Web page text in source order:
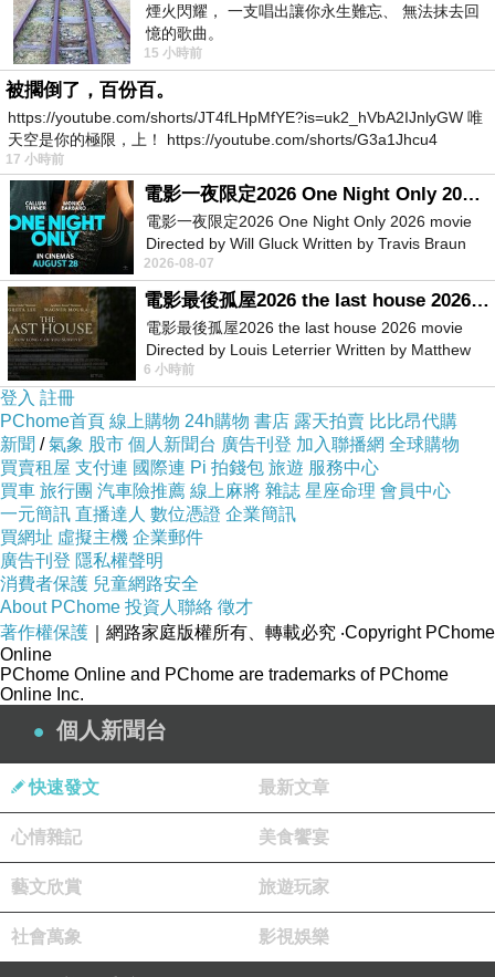
看到這個問題，我還滿無言的，因為「長幼有序」這句
話，我認為根本沒必要，
紀大的就值得尊敬，社會上多得是一堆亂七八糟的老屁
孩；年紀小的就要伏低卑微聽話照做？哪有這種事！還不
如「兄友弟恭 」來得合理，但它不是必然的發生，而是
果關係。
「兄友弟恭」的「友」的意思不是叫人一定要讓，一個人
會被稱為「友善」、「友愛他人」，不只有「讓」這件
事，也沒有一定要照顧他人，只要是「抱持善意」，無論
煙火閃耀， 一支唱出讓你永生難忘、 無法抹去回
憶的歌曲。
15 小時前
被擱倒了，百份百。
https://youtube.com/shorts/JT4fLHpMfYE?is=uk2_hVbA2IJnlyGW 唯
天空是你的極限，上！ https://youtube.com/shorts/G3a1Jhcu4
17 小時前
電影一夜限定2026 One Night Only 2026 movie
電影一夜限定2026 One Night Only 2026 movie
Directed by Will Gluck Written by Travis Braun
Starring Monica Barbaro
2026-08-07
電影最後孤屋2026 the last house 2026 movie
電影最後孤屋2026 the last house 2026 movie
Directed by Louis Leterrier Written by Matthew
Robinson Starring Greta Lee Wa
6 小時前
登入 註冊
PChome首頁 線上購物 24h購物 書店 露天拍賣 比比昂代購
新聞 /氣象 股市 個人新聞台 廣告刊登 加入聯播網 全球購物
買賣租屋 支付連 國際連 Pi 拍錢包 旅遊 服務中心
買車 旅行團 汽車險推薦 線上麻將 雜誌 星座命理 會員中心
一元簡訊 直播達人 數位憑證 企業簡訊
買網址 虛擬主機 企業郵件
廣告刊登 隱私權聲明
消費者保護 兒童網路安全
About PChome 投資人聯絡 徵才
著作權保護 ｜網路家庭版權所有、轉載必究 ‧Copyright PChome
Online
PChome Online and PChome are trademarks of PChome
Online Inc.
個人新聞台
快速發文 最新文章
心情雜記 美食饗宴
藝文欣賞 旅遊玩家
社會萬象 影視娛樂